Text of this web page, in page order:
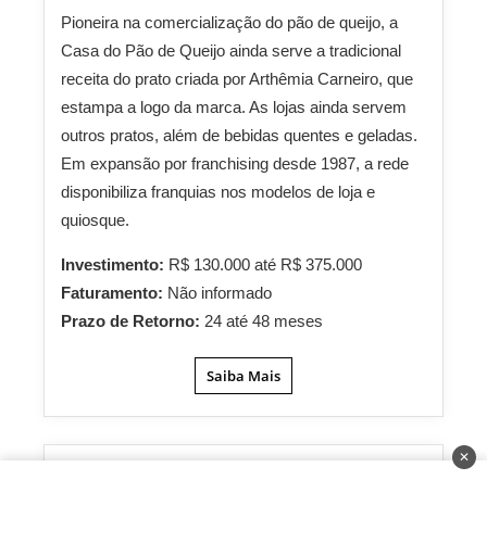
Pioneira na comercialização do pão de queijo, a
Casa do Pão de Queijo ainda serve a tradicional
receita do prato criada por Arthêmia Carneiro, que
estampa a logo da marca. As lojas ainda servem
outros pratos, além de bebidas quentes e geladas.
Em expansão por franchising desde 1987, a rede
disponibiliza franquias nos modelos de loja e
quiosque.
Investimento: R$ 130.000 até R$ 375.000
Faturamento: Não informado
Prazo de Retorno: 24 até 48 meses
Saiba Mais
✕